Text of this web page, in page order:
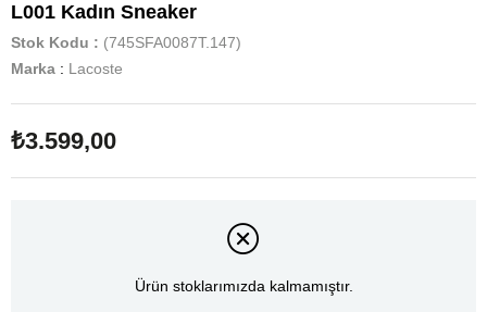
L001 Kadın Sneaker
Stok Kodu
(745SFA0087T.147)
Marka : Lacoste
₺3.599,00
Ürün stoklarımızda kalmamıştır.